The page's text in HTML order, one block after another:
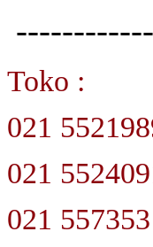
Toko :
021
021
021